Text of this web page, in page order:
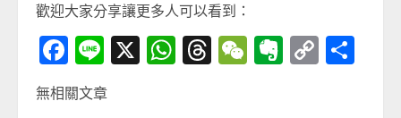
歡迎大家分享讓更多人可以看到：
Facebook
Line
X WhatsApp
Threads
WeChat
Evernote
Copy
無相關文章